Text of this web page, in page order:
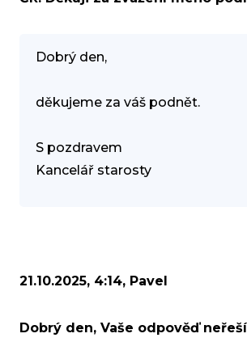
Dobrý den,
děkujeme za váš podnět.
S pozdravem
Kancelář starosty
21.10.2025, 4:14, Pavel
Dobrý den, Vaše odpověď